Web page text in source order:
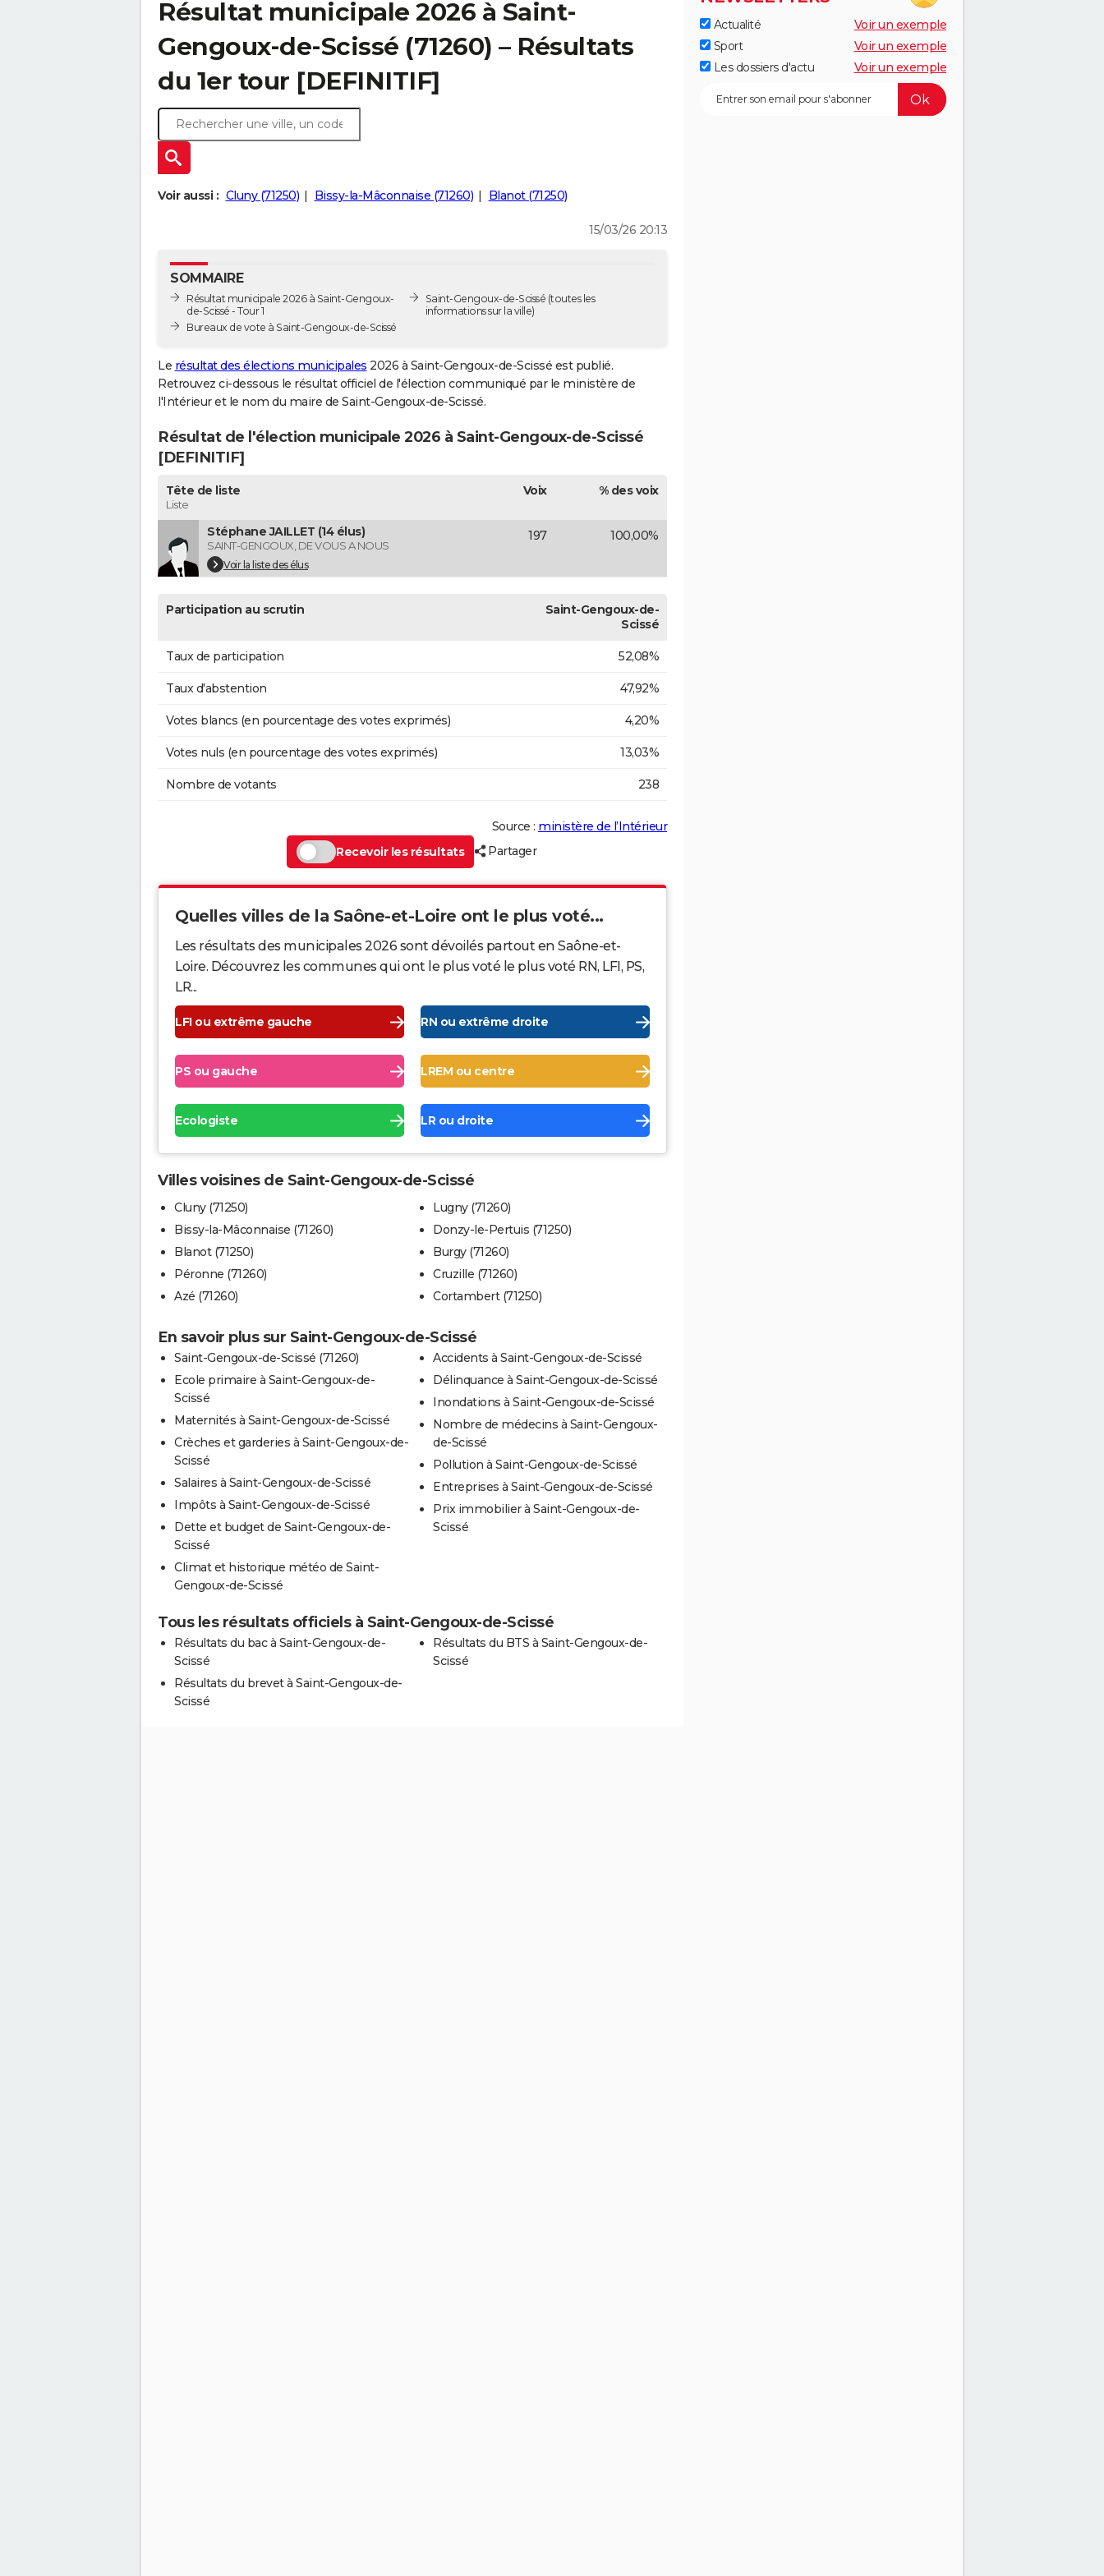
Résultat municipale 2026 à Saint-
Gengoux-de-Scissé (71260) – Résultats
du 1er tour [DEFINITIF]
Voir aussi : Cluny (71250) Bissy-la-Mâconnaise (71260) Blanot (71250)
15/03/26 20:13
SOMMAIRE
Résultat municipale 2026 à Saint-Gengoux-
de-Scissé - Tour 1
Bureaux de vote à Saint-Gengoux-de-Scissé
Saint-Gengoux-de-Scissé (toutes les
informations sur la ville)
Le résultat des élections municipales 2026 à Saint-Gengoux-de-Scissé est publié.
Retrouvez ci-dessous le résultat officiel de l'élection communiqué par le ministère de
l'Intérieur et le nom du maire de Saint-Gengoux-de-Scissé.
Résultat de l'élection municipale 2026 à Saint-Gengoux-de-Scissé
[DEFINITIF]
Tête de liste
Liste
Voix % des voix
Stéphane JAILLET (14 élus)
SAINT-GENGOUX, DE VOUS A NOUS
Voir la liste des élus
197 100,00%
Participation au scrutin
Saint-Gengoux-de-
Scissé
Taux de participation 52,08%
Taux d'abstention 47,92%
Votes blancs (en pourcentage des votes exprimés) 4,20%
Votes nuls (en pourcentage des votes exprimés) 13,03%
Nombre de votants 238
Source : ministère de l’Intérieur
Recevoir les résultats
Partager
Quelles villes de la Saône-et-Loire ont le plus voté...
Les résultats des municipales 2026 sont dévoilés partout en Saône-et-
Loire. Découvrez les communes qui ont le plus voté le plus voté RN, LFI, PS,
LR...
LFI ou extrême gauche RN ou extrême droite
PS ou gauche LREM ou centre
Ecologiste LR ou droite
Villes voisines de Saint-Gengoux-de-Scissé
Cluny (71250)
Bissy-la-Mâconnaise (71260)
Blanot (71250)
Péronne (71260)
Azé (71260)
Lugny (71260)
Donzy-le-Pertuis (71250)
Burgy (71260)
Cruzille (71260)
Cortambert (71250)
En savoir plus sur Saint-Gengoux-de-Scissé
Saint-Gengoux-de-Scissé (71260)
Ecole primaire à Saint-Gengoux-de-
Scissé
Maternités à Saint-Gengoux-de-Scissé
Crèches et garderies à Saint-Gengoux-de-
Scissé
Salaires à Saint-Gengoux-de-Scissé
Impôts à Saint-Gengoux-de-Scissé
Dette et budget de Saint-Gengoux-de-
Scissé
Climat et historique météo de Saint-
Gengoux-de-Scissé
Accidents à Saint-Gengoux-de-Scissé
Délinquance à Saint-Gengoux-de-Scissé
Inondations à Saint-Gengoux-de-Scissé
Nombre de médecins à Saint-Gengoux-
de-Scissé
Pollution à Saint-Gengoux-de-Scissé
Entreprises à Saint-Gengoux-de-Scissé
Prix immobilier à Saint-Gengoux-de-
Scissé
Tous les résultats officiels à Saint-Gengoux-de-Scissé
Résultats du bac à Saint-Gengoux-de-
Scissé
Résultats du brevet à Saint-Gengoux-de-
Scissé
Résultats du BTS à Saint-Gengoux-de-
Scissé
Actualité
Voir un exemple
Sport
Voir un exemple
Les dossiers d'actu
Voir un exemple